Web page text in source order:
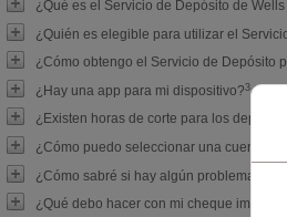
¿Qué es el Servicio de Depósito de
¿Quién es elegible para utilizar el
¿Cómo obtengo el Servicio de Depósito
¿Hay una app para mi dispositivo?
Nota al pie 3
3
¿Existen horas de corte para los
¿Cómo puedo seleccionar una cuenta
¿Cómo sabré si hay algún problema con
¿Qué debo hacer con mi cheque